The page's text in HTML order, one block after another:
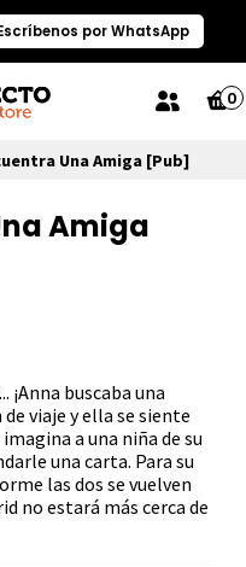
por WhatsApp
0
Una Amiga [Pub]
Amiga
¡Anna buscaba una
viaje y ella se siente
a una niña de su
una carta. Para su
las dos se vuelven
no estará más cerca de